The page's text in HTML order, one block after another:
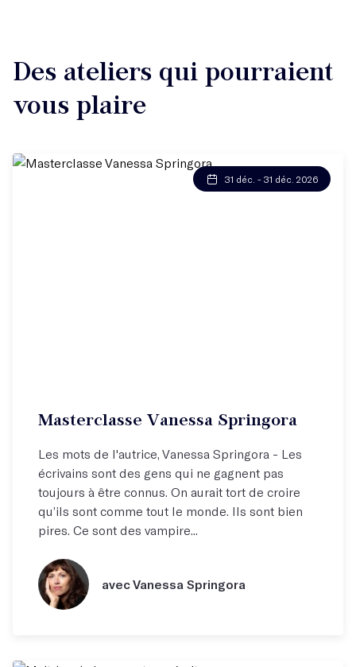
Des ateliers qui pourraient
vous plaire
31 déc. - 31 déc. 2026
Masterclasse Vanessa Springora
Les mots de l'autrice, Vanessa Springora - Les
écrivains sont des gens qui ne gagnent pas
toujours à être connus. On aurait tort de croire
qu’ils sont comme tout le monde. Ils sont bien
pires. Ce sont des vampire...
avec Vanessa Springora